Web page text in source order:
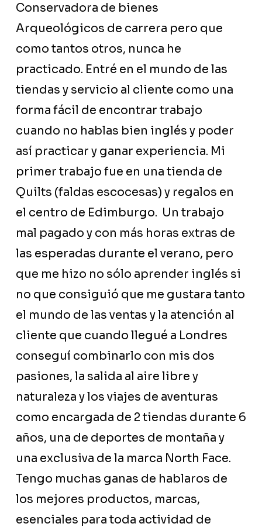
Conservadora de bienes
Arqueológicos de carrera pero que
como tantos otros, nunca he
practicado. Entré en el mundo de las
tiendas y servicio al cliente como una
forma fácil de encontrar trabajo
cuando no hablas bien inglés y poder
así practicar y ganar experiencia. Mi
primer trabajo fue en una tienda de
Quilts (faldas escocesas) y regalos en
el centro de Edimburgo. Un trabajo
mal pagado y con más horas extras de
las esperadas durante el verano, pero
que me hizo no sólo aprender inglés si
no que consiguió que me gustara tanto
el mundo de las ventas y la atención al
cliente que cuando llegué a Londres
conseguí combinarlo con mis dos
pasiones, la salida al aire libre y
naturaleza y los viajes de aventuras
como encargada de 2 tiendas durante 6
años, una de deportes de montaña y
una exclusiva de la marca North Face.
Tengo muchas ganas de hablaros de
los mejores productos, marcas,
esenciales para toda actividad de